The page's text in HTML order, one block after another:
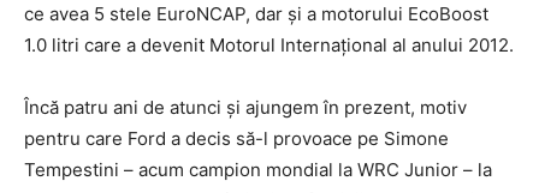
ce avea 5 stele EuroNCAP, dar și a motorului EcoBoost
1.0 litri care a devenit Motorul Internațional al anului 2012.
Încă patru ani de atunci și ajungem în prezent, motiv
pentru care Ford a decis să-l provoace pe Simone
Tempestini – acum campion mondial la WRC Junior – la